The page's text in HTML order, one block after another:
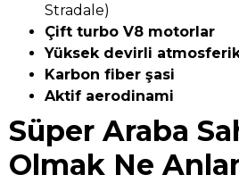
Stradale)
Çift turbo V8 motorlar
Yüksek devirli
Karbon fiber şasi
Aktif aerodinami
Süper Araba
Olmak Ne